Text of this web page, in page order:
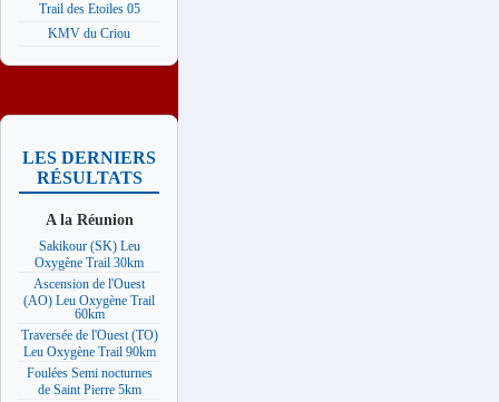
Trail des Etoiles 05
KMV du Criou
LES DERNIERS
RÉSULTATS
A la Réunion
Sakikour (SK) Leu
Oxygène Trail 30km
Ascension de l'Ouest
(AO) Leu Oxygène Trail
60km
Traversée de l'Ouest (TO)
Leu Oxygène Trail 90km
Foulées Semi nocturnes
de Saint Pierre 5km